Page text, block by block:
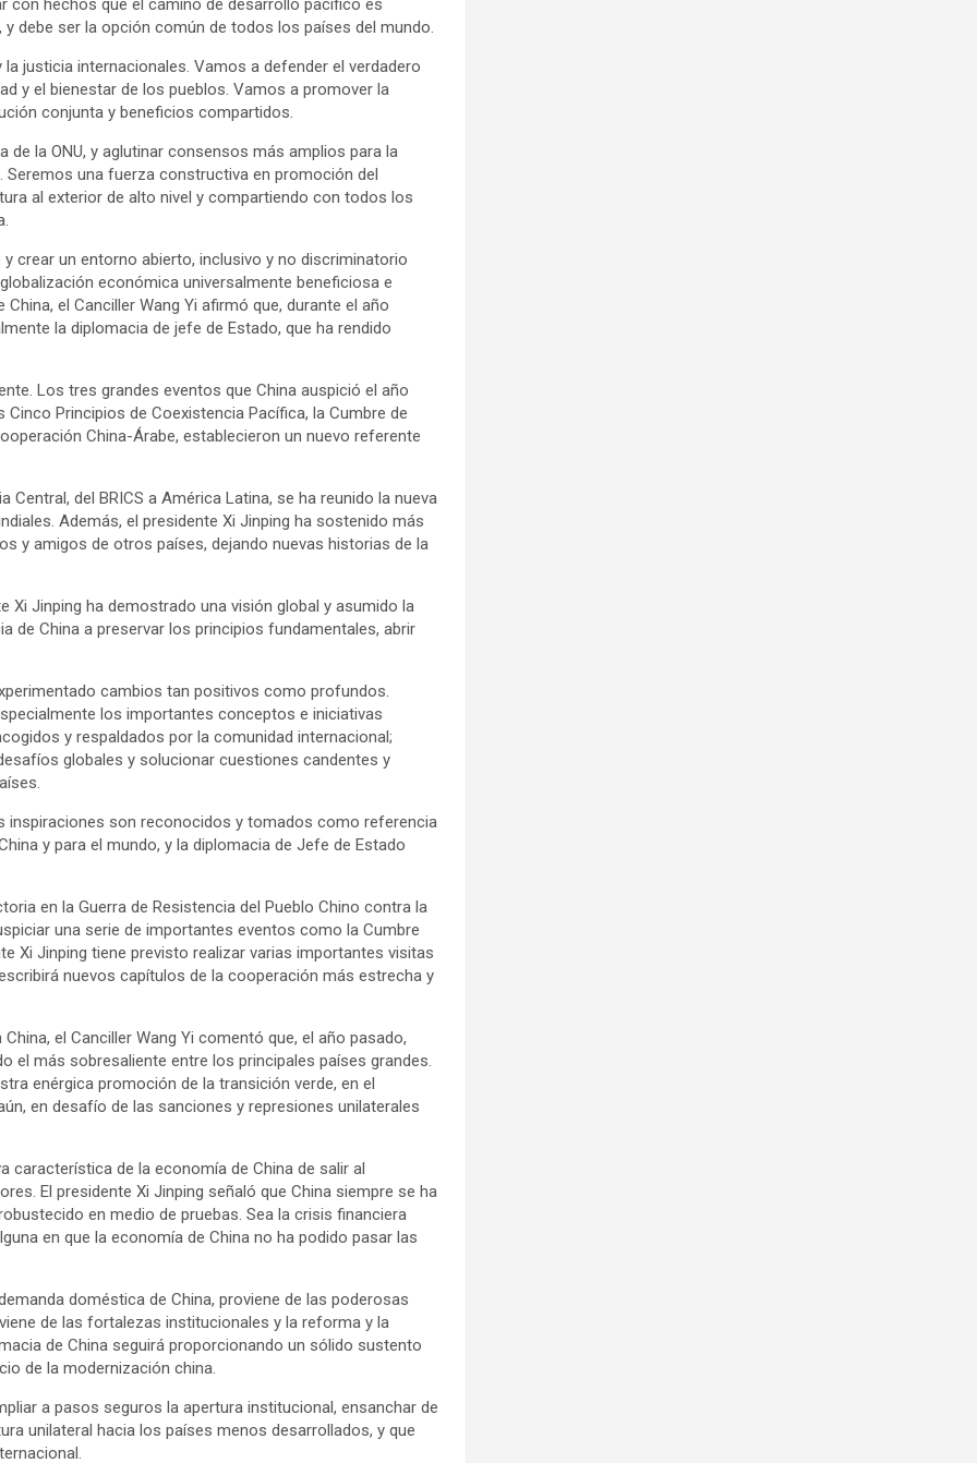
hechos que el camino de desarrollo pacífico es
debe ser la opción común de todos los países del mundo.
justicia internacionales. Vamos a defender el verdadero
y el bienestar de los pueblos. Vamos a promover la
conjunta y beneficios compartidos.
la ONU, y aglutinar consensos más amplios para la
una fuerza constructiva en promoción del
al exterior de alto nivel y compartiendo con todos los
crear un entorno abierto, inclusivo y no discriminatorio
económica universalmente beneficiosa e
el Canciller Wang Yi afirmó que, durante el año
la diplomacia de jefe de Estado, que ha rendido
Los tres grandes eventos que China auspició el año
Principios de Coexistencia Pacífica, la Cumbre de
China-Árabe, establecieron un nuevo referente
del BRICS a América Latina, se ha reunido la nueva
Además, el presidente Xi Jinping ha sostenido más
y amigos de otros países, dejando nuevas historias de la
Xi Jinping ha demostrado una visión global y asumido la
de China a preservar los principios fundamentales, abrir
cambios tan positivos como profundos.
los importantes conceptos e iniciativas
y respaldados por la comunidad internacional;
globales y solucionar cuestiones candentes y
inspiraciones son reconocidos y tomados como referencia
y para el mundo, y la diplomacia de Jefe de Estado
en la Guerra de Resistencia del Pueblo Chino contra la
una serie de importantes eventos como la Cumbre
Xi Jinping tiene previsto realizar varias importantes visitas
nuevos capítulos de la cooperación más estrecha y
el Canciller Wang Yi comentó que, el año pasado,
el más sobresaliente entre los principales países grandes.
enérgica promoción de la transición verde, en el
en desafío de las sanciones y represiones unilaterales
de la economía de China de salir al
El presidente Xi Jinping señaló que China siempre se ha
en medio de pruebas. Sea la crisis financiera
en que la economía de China no ha podido pasar las
doméstica de China, proviene de las poderosas
de las fortalezas institucionales y la reforma y la
de China seguirá proporcionando un sólido sustento
de la modernización china.
a pasos seguros la apertura institucional, ensanchar de
unilateral hacia los países menos desarrollados, y que